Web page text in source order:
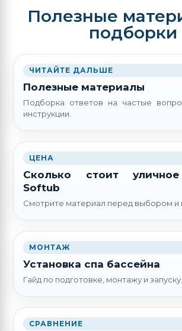
Полезные
подборки
ЧИТАЙТЕ ДАЛЬШЕ
Полезные материалы
Подборка ответов на частые
инструкции.
ЦЕНА
Сколько стоит
Softub
Смотрите материал перед выбором и
МОНТАЖ
Установка спа бассейна
Гайд по подготовке, монтажу и запуску.
СРАВНЕНИЕ